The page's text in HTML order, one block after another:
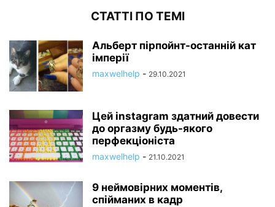
СТАТТІ ПО ТЕМІ
Альберт пірпойнт-останній кат
імперії
maxwelhelp - 29.10.2021
Цей instagram здатний довести
до оргазму будь-якого
перфекціоніста
maxwelhelp - 21.10.2021
9 неймовірних моментів,
спійманих в кадр